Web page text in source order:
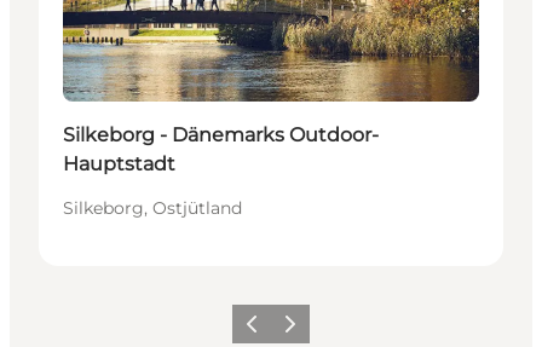
Silkeborg - Dänemarks Outdoor-
Hauptstadt
Silkeborg, Ostjütland
ZurückWeiter